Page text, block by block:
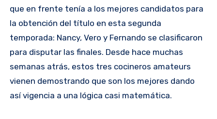
que en frente tenía a los mejores candidatos para
la obtención del título en esta segunda
temporada: Nancy, Vero y Fernando se clasificaron
para disputar las finales. Desde hace muchas
semanas atrás, estos tres cocineros amateurs
vienen demostrando que son los mejores dando
así vigencia a una lógica casi matemática.